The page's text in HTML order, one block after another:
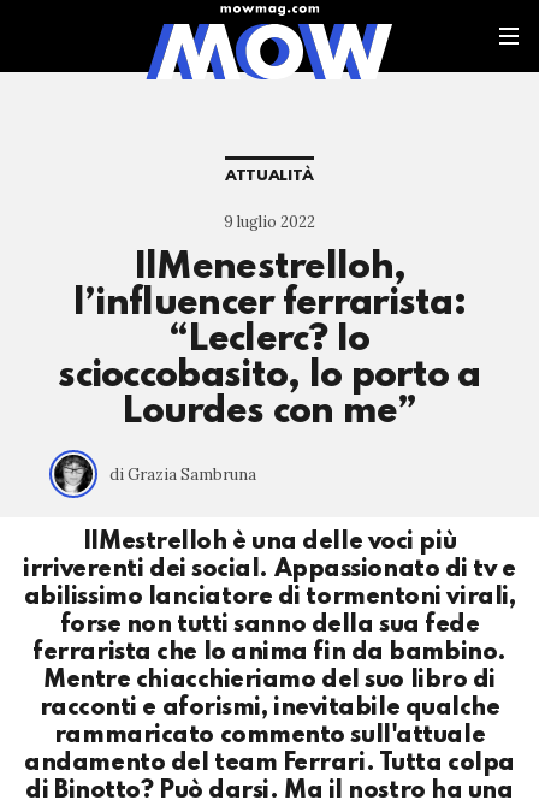
ATTUALITÀ
9 luglio 2022
IlMenestrelloh,
l’influencer ferrarista:
“Leclerc? Io
scioccobasito, lo porto a
Lourdes con me”
di Grazia Sambruna
IlMestrelloh è una delle voci più
irriverenti dei social. Appassionato di tv e
abilissimo lanciatore di tormentoni virali,
forse non tutti sanno della sua fede
ferrarista che lo anima fin da bambino.
Mentre chiacchieriamo del suo libro di
racconti e aforismi, inevitabile qualche
rammaricato commento sull'attuale
andamento del team Ferrari. Tutta colpa
di Binotto? Può darsi. Ma il nostro ha una